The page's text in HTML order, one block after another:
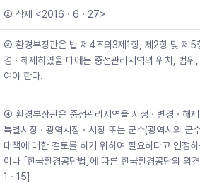
② 삭제 <2016ㆍ6ㆍ27>
③ 환경부장관은 법 제4조의3제1항, 제2항 및 제5
경ㆍ해제하였을 때에는 중점관리지역의 위치, 범
여야 한다.
④ 환경부장관은 중점관리지역을 지정ㆍ변경ㆍ해
특별시장ㆍ광역시장ㆍ시장 또는 군수(광역시의 군
대책에 대한 검토를 하기 위하여 필요하다고 인정
이나 「한국환경공단법」에 따른 한국환경공단의
1ㆍ15]